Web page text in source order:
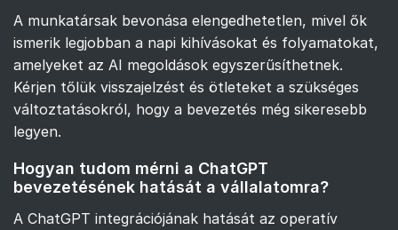
A munkatársak bevonása elengedhetetlen, mivel ők
ismerik legjobban a napi kihívásokat és folyamatokat,
amelyeket az AI megoldások egyszerűsíthetnek.
Kérjen tőlük visszajelzést és ötleteket a szükséges
változtatásokról, hogy a bevezetés még sikeresebb
legyen.
Hogyan tudom mérni a ChatGPT
bevezetésének hatását a vállalatomra?
A ChatGPT integrációjának hatását az operatív